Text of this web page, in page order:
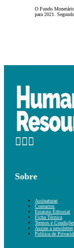
O Fundo
para 2021.
Sobre
Assinaturas
Contactos
Estatuto Editorial
Ficha Técnica
Termos e
Assine a newsletter
Política de